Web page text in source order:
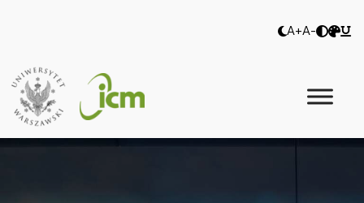
A+A-